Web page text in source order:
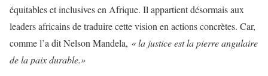
équitables et inclusives en Afrique. Il appartient désormais aux
leaders africains de traduire cette vision en actions concrètes. Car,
comme l’a dit Nelson Mandela, « la justice est la pierre angulaire
de la paix durable.»